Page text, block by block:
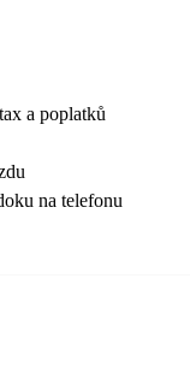
a poplatků
na telefonu